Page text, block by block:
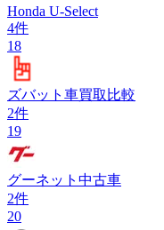
Honda U-Select
4件
18
ズバット車買取比較
2件
19
グーネット中古車
2件
20